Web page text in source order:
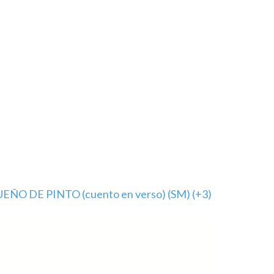
DE PINTO (cuento en verso) (SM) (+3)